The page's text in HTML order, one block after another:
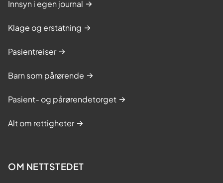
Innsyn i egen journal
Klage og erstatning
Pasientreiser
Barn som pårørende
Pasient- og pårørendetorget
Alt om rettigheter
OM NETTSTEDET